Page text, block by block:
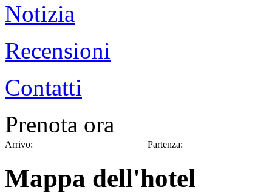
Notizia
Recensioni
Contatti
Prenota ora
Arrivo: Partenza:
Mappa dell'hotel